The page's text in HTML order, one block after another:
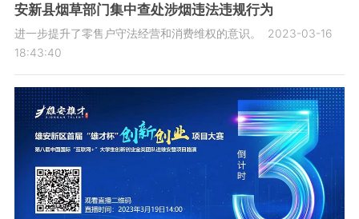
安新县烟草部门集中查处涉烟违法违规行为
进一步提升了零售户守法经营和消费维权的意识。
2023-03-16
18:43:40